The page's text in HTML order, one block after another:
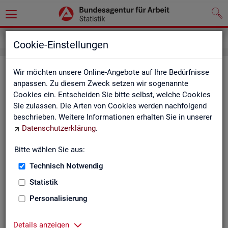
Cookie-Einstellungen
Wir möchten unsere Online-Angebote auf Ihre Bedürfnisse
anpassen. Zu diesem Zweck setzen wir sogenannte
Cookies ein. Entscheiden Sie bitte selbst, welche Cookies
Sie zulassen. Die Arten von Cookies werden nachfolgend
beschrieben. Weitere Informationen erhalten Sie in unserer
Datenschutzerklärung.
Bitte wählen Sie aus:
Technisch Notwendig
Statistik
Personalisierung
Details anzeigen
Im­pres­sum der Sta­tis­tik der Bun­
des­agen­tur für Ar­beit (BA)
In­for­ma­tio­nen über den Her­aus­ge­ber
Im­pres­sum der Bun­des­agen­tur für Ar­beit
Nut­zungs- und Be­zugs­be­din­gun­gen
Co­py­right und Mar­ken­schutz
Die In­hal­te des In­ter­net­auf­tritts der BA sowie die Pro­duk­te
der Sta­tis­tik der BA ste­hen im geis­ti­gen Ei­gen­tum der BA und